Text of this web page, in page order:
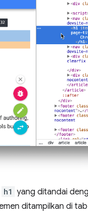
h1 yang ditandai
ditampilkan di tab